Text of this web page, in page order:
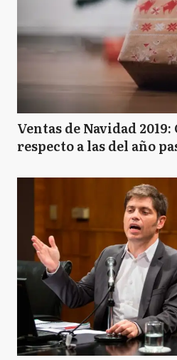
Ventas de Navidad 2019:
respecto a las del año